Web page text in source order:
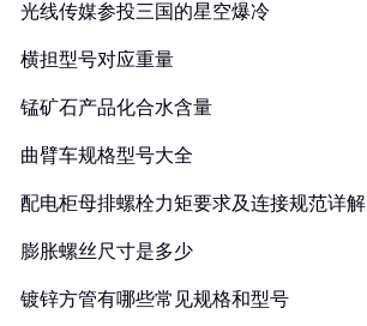
光线传媒参投三国的星空爆冷
横担型号对应重量
锰矿石产品化合水含量
曲臂车规格型号大全
配电柜母排螺栓力矩要求及连接规范详解
膨胀螺丝尺寸是多少
镀锌方管有哪些常见规格和型号